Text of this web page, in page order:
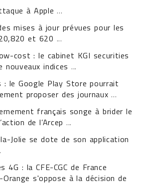
à Apple ...
mises à jour prévues pour les
et 620 ...
cost : le cabinet KGI securities
nouveaux indices ...
: le Google Play Store pourrait
proposer des journaux ...
français songe à brider le
de l’Arcep ...
Jolie se dote de son application
4G : la CFE-CGC de France
Orange s'oppose à la décision de